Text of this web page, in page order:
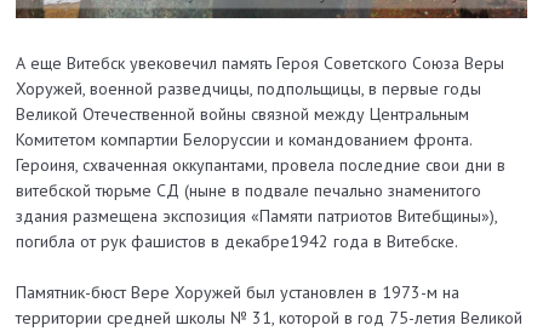
А еще Витебск увековечил память Героя Советского Союза Веры
Хоружей, военной разведчицы, подпольщицы, в первые годы
Великой Отечественной войны связной между Центральным
Комитетом компартии Белоруссии и командованием фронта.
Героиня, схваченная оккупантами, провела последние свои дни в
витебской тюрьме СД (ныне в подвале печально знаменитого
здания размещена экспозиция «Памяти патриотов Витебщины»),
погибла от рук фашистов в декабре1942 года в Витебске.
Памятник-бюст Вере Хоружей был установлен в 1973-м на
территории средней школы № 31, которой в год 75-летия Великой